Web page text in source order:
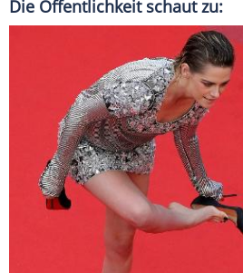
Die Öffentlichkeit schaut zu: